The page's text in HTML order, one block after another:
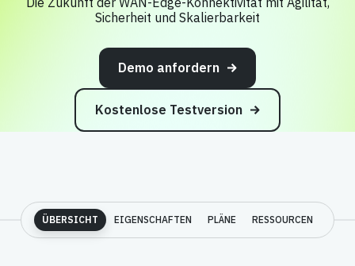
Sicherheit und Skalierbarkeit
Demo anfordern
Kostenlose Testversion
ÜBERSICHT EIGENSCHAFTEN PLÄNE RESSOURCEN